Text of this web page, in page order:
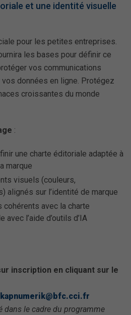
et une identité visuelle
pour les petites entreprises.
les bases pour définir ce
vos communications
données en ligne. Protégez
croissantes du monde
:
une charte éditoriale adaptée à
marque
visuels (couleurs,
alignés sur l’identité de marque
cohérents avec la charte
l’aide d’outils d’IA
inscription en cliquant sur le
kapnumerik@bfc.cci.fr
dans le cadre du programme